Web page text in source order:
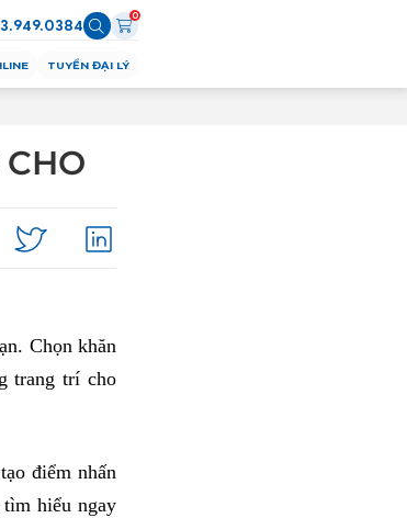
0
TUYỂN ĐẠI LÝ
Chọn khăn
trang trí cho
điểm nhấn
tìm hiểu ngay